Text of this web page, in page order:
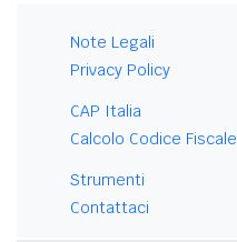
Note Legali
Privacy Policy
CAP Italia
Calcolo Codice Fiscale
Strumenti
Contattaci